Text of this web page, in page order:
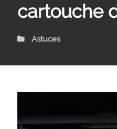
cartouche
Astuces